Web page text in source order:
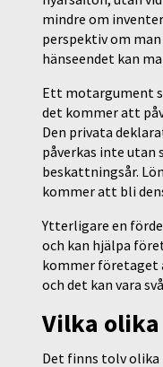
mindre om
perspektiv om
hänseendet kan
Ett motargument
det kommer att
Den privata
påverkas inte utan
beskattningsår.
kommer att bli
Ytterligare en
och kan hjälpa
kommer företaget
och det kan vara
Vilka olika
Det finns tolv olika